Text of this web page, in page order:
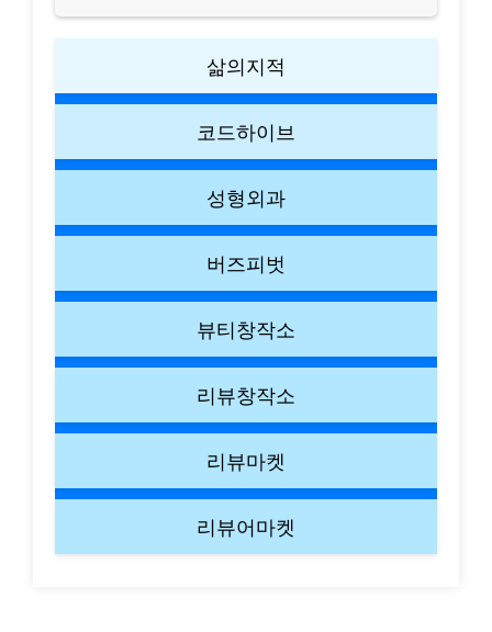
삶의지적
코드하이브
성형외과
버즈피벗
뷰티창작소
리뷰창작소
리뷰마켓
리뷰어마켓